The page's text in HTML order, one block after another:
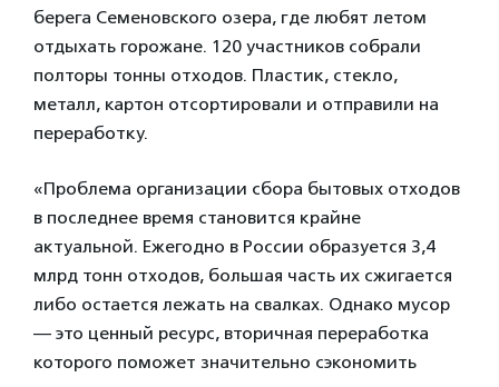
берега Семеновского озера, где любят летом
отдыхать горожане. 120 участников собрали
полторы тонны отходов. Пластик, стекло,
металл, картон отсортировали и отправили на
переработку.
«Проблема организации сбора бытовых отходов
в последнее время становится крайне
актуальной. Ежегодно в России образуется 3,4
млрд тонн отходов, большая часть их сжигается
либо остается лежать на свалках. Однако мусор
— это ценный ресурс, вторичная переработка
которого поможет значительно сэкономить